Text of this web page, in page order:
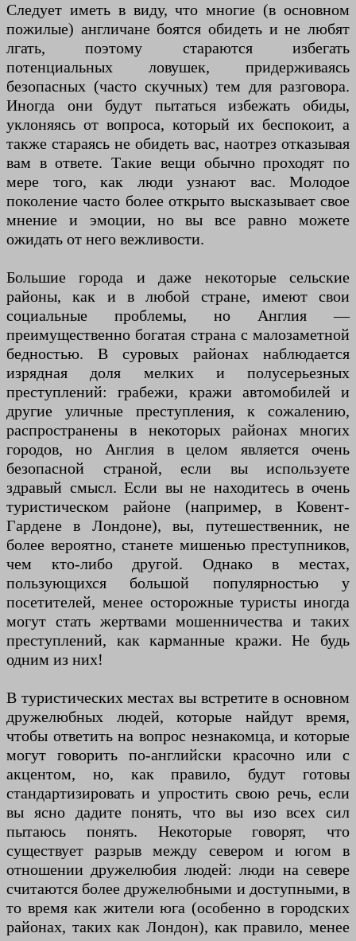
Следует иметь в виду, что многие (в основном
пожилые) англичане боятся обидеть и не любят
лгать, поэтому стараются избегать
потенциальных ловушек, придерживаясь
безопасных (часто скучных) тем для разговора.
Иногда они будут пытаться избежать обиды,
уклоняясь от вопроса, который их беспокоит, а
также стараясь не обидеть вас, наотрез отказывая
вам в ответе. Такие вещи обычно проходят по
мере того, как люди узнают вас. Молодое
поколение часто более открыто высказывает свое
мнение и эмоции, но вы все равно можете
ожидать от него вежливости.
Большие города и даже некоторые сельские
районы, как и в любой стране, имеют свои
социальные проблемы, но Англия —
преимущественно богатая страна с малозаметной
бедностью. В суровых районах наблюдается
изрядная доля мелких и полусерьезных
преступлений: грабежи, кражи автомобилей и
другие уличные преступления, к сожалению,
распространены в некоторых районах многих
городов, но Англия в целом является очень
безопасной страной, если вы используете
здравый смысл. Если вы не находитесь в очень
туристическом районе (например, в Ковент-
Гардене в Лондоне), вы, путешественник, не
более вероятно, станете мишенью преступников,
чем кто-либо другой. Однако в местах,
пользующихся большой популярностью у
посетителей, менее осторожные туристы иногда
могут стать жертвами мошенничества и таких
преступлений, как карманные кражи. Не будь
одним из них!
В туристических местах вы встретите в основном
дружелюбных людей, которые найдут время,
чтобы ответить на вопрос незнакомца, и которые
могут говорить по-английски красочно или с
акцентом, но, как правило, будут готовы
стандартизировать и упростить свою речь, если
вы ясно дадите понять, что вы изо всех сил
пытаюсь понять. Некоторые говорят, что
существует разрыв между севером и югом в
отношении дружелюбия людей: люди на севере
считаются более дружелюбными и доступными, в
то время как жители юга (особенно в городских
районах, таких как Лондон), как правило, менее